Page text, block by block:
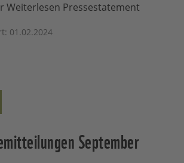
Weiterlesen Pressestatement
01.02.2024
September